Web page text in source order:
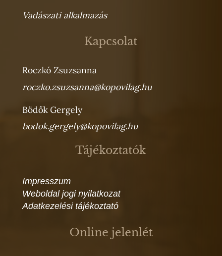
Vadászati alkalmazás
Kapcsolat
Roczkó Zsuzsanna
roczko.zsuzsanna@kopovilag.hu
Bödők Gergely
bodok.gergely@kopovilag.hu
Tájékoztatók
Impresszum
Weboldal jogi nyilatkozat
Adatkezelési tájékoztató
Online jelenlét